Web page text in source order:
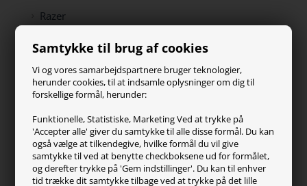
Samtykke til brug af cookies
Vi og vores samarbejdspartnere bruger teknologier,
herunder cookies, til at indsamle oplysninger om dig til
forskellige formål, herunder:
Funktionelle, Statistiske, Marketing Ved at trykke på
'Accepter alle' giver du samtykke til alle disse formål. Du kan
også vælge at tilkendegive, hvilke formål du vil give
samtykke til ved at benytte checkboksene ud for formålet,
og derefter trykke på 'Gem indstillinger'. Du kan til enhver
tid trække dit samtykke tilbage ved at trykke på det lille
Razer
SteelSeries
ZOWIE
Turtle Beach
Kundeservice
Kontakt os
FAQ
Handelsvilkår